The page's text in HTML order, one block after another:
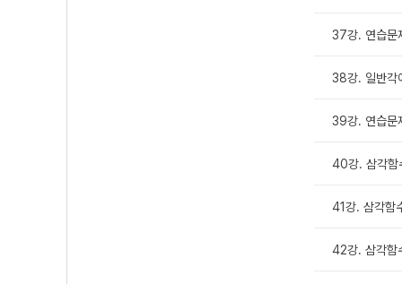
37강. 연습문
38강. 일반각
39강. 연습문
40강. 삼각함
41강. 삼각함
42강. 삼각함